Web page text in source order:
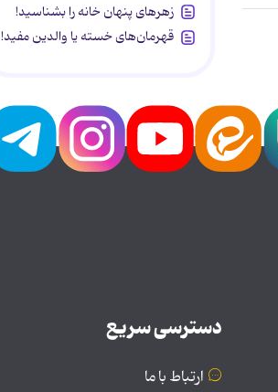
زهرهای پنهان خانه را بشناسید!
قهرمان‌های خسته یا والدین مفید!
دسترسی سریع
ارتباط با ما